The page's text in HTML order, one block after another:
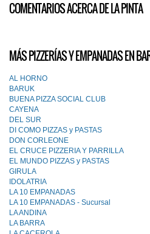
COMENTARIOS ACERCA DE LA PINTA
MÁS PIZZERÍAS Y EMPANADAS EN
AL HORNO
BARUK
BUENA PIZZA SOCIAL CLUB
CAYENA
DEL SUR
DI COMO PIZZAS y PASTAS
DON CORLEONE
EL CRUCE PIZZERIA Y PARRILLA
EL MUNDO PIZZAS y PASTAS
GIRULA
IDOLATRIA
LA 10 EMPANADAS
LA 10 EMPANADAS - Sucursal
LA ANDINA
LA BARRA